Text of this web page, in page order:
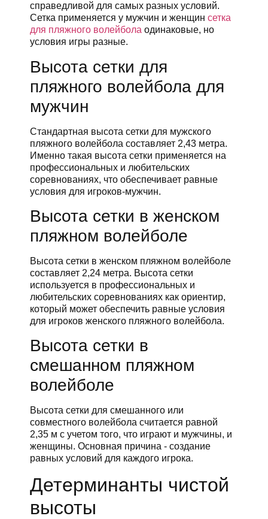
справедливой для самых разных условий.
Сетка применяется у мужчин и женщин сетка
для пляжного волейбола одинаковые, но
условия игры разные.
Высота сетки для
пляжного волейбола для
мужчин
Стандартная высота сетки для мужского
пляжного волейбола составляет 2,43 метра.
Именно такая высота сетки применяется на
профессиональных и любительских
соревнованиях, что обеспечивает равные
условия для игроков-мужчин.
Высота сетки в женском
пляжном волейболе
Высота сетки в женском пляжном волейболе
составляет 2,24 метра. Высота сетки
используется в профессиональных и
любительских соревнованиях как ориентир,
который может обеспечить равные условия
для игроков женского пляжного волейбола.
Высота сетки в
смешанном пляжном
волейболе
Высота сетки для смешанного или
совместного волейбола считается равной
2,35 м с учетом того, что играют и мужчины, и
женщины. Основная причина - создание
равных условий для каждого игрока.
Детерминанты чистой
высоты